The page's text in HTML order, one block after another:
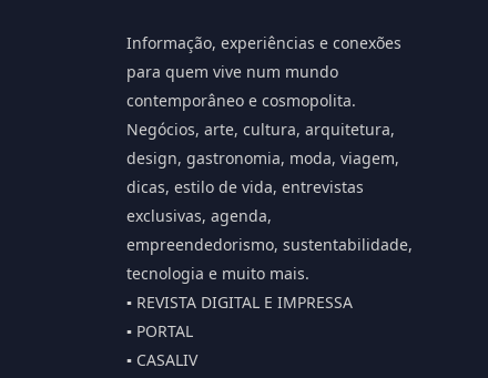
Informação, experiências e conexões
para quem vive num mundo
contemporâneo e cosmopolita.
Negócios, arte, cultura, arquitetura,
design, gastronomia, moda, viagem,
dicas, estilo de vida, entrevistas
exclusivas, agenda,
empreendedorismo, sustentabilidade,
tecnologia e muito mais.
▪️ REVISTA DIGITAL E IMPRESSA
▪️ PORTAL
▪️ CASALIV